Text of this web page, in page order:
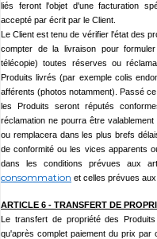
liés feront l'objet d'une facturation
accepté par écrit par le Client.
Le Client est tenu de vérifier l'état des
compter de la livraison pour
télécopie) toutes réserves ou
Produits livrés (par exemple colis
afférents (photos notamment). Passé
les Produits seront réputés
réclamation ne pourra être
ou remplacera dans les plus brefs
de conformité ou les vices apparents
dans les conditions prévues aux
consommation et celles prévues
ARTICLE 6 - TRANSFERT DE
Le transfert de propriété des
qu'après complet paiement du prix par